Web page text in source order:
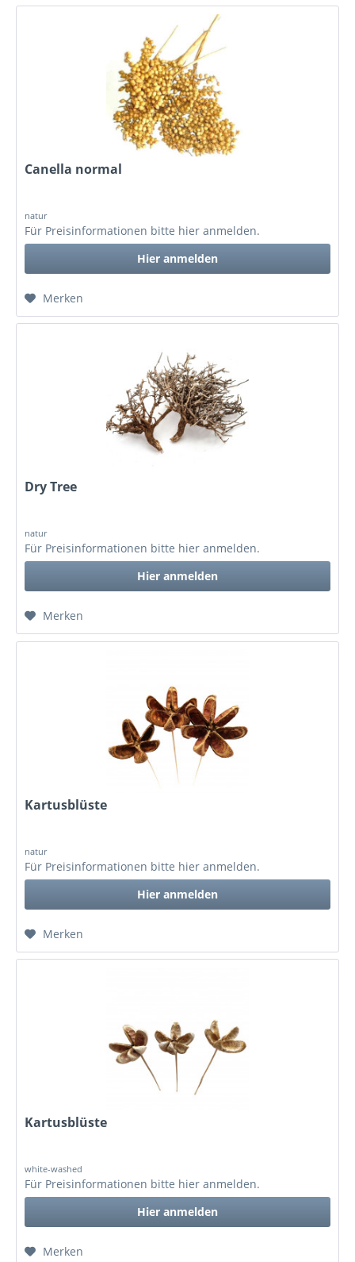
Canella normal
natur
Für Preisinformationen bitte hier anmelden.
Hier anmelden
Merken
Dry Tree
natur
Für Preisinformationen bitte hier anmelden.
Hier anmelden
Merken
Kartusblüste
natur
Für Preisinformationen bitte hier anmelden.
Hier anmelden
Merken
Kartusblüste
white-washed
Für Preisinformationen bitte hier anmelden.
Hier anmelden
Merken